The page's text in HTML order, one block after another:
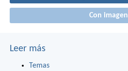
Con imagen
Leer más
Temas